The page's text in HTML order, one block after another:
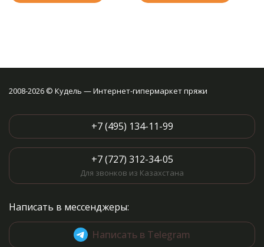
2008-2026 © Кудель — Интернет-гипермаркет пряжи
+7 (495) 134-11-99
+7 (727) 312-34-05
Для звонков из Казахстана
Написать в мессенджеры:
Написать в Telegram